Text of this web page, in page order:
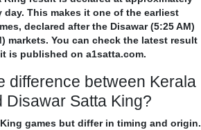
day. This makes it one of the earliest
declared after the Disawar (5:25 AM)
markets. You can check the latest result
is published on a1satta.com.
difference between Kerala
Disawar Satta King?
games but differ in timing and origin.